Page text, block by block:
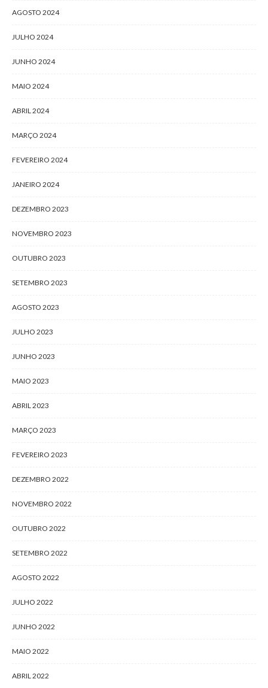
AGOSTO 2024
JULHO 2024
JUNHO 2024
MAIO 2024
ABRIL 2024
MARÇO 2024
FEVEREIRO 2024
JANEIRO 2024
DEZEMBRO 2023
NOVEMBRO 2023
OUTUBRO 2023
SETEMBRO 2023
AGOSTO 2023
JULHO 2023
JUNHO 2023
MAIO 2023
ABRIL 2023
MARÇO 2023
FEVEREIRO 2023
DEZEMBRO 2022
NOVEMBRO 2022
OUTUBRO 2022
SETEMBRO 2022
AGOSTO 2022
JULHO 2022
JUNHO 2022
MAIO 2022
ABRIL 2022